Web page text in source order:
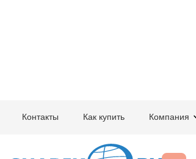
Контакты Как купить Компания
Оборудование для